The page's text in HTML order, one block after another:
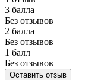
3 балла
Без отзывов
2 балла
Без отзывов
1 балл
Без отзывов
Оставить отзыв